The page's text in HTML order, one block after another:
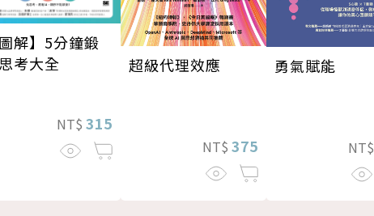
解】5分鐘鍛
考大全
NT$ 315
超級代理效應
NT$ 375
勇氣賦能
NT$